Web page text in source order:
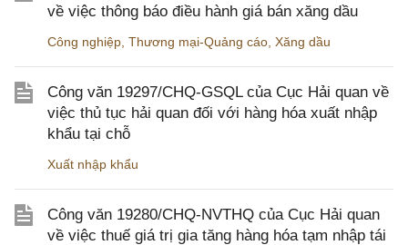
về việc thông báo điều hành giá bán xăng dầu
Công nghiệp Thương mại-Quảng cáo Xăng dầu
Công văn 19297/CHQ-GSQL của Cục Hải quan về
việc thủ tục hải quan đối với hàng hóa xuất nhập
khẩu tại chỗ
Xuất nhập khẩu
Công văn 19280/CHQ-NVTHQ của Cục Hải quan
về việc thuế giá trị gia tăng hàng hóa tạm nhập tái